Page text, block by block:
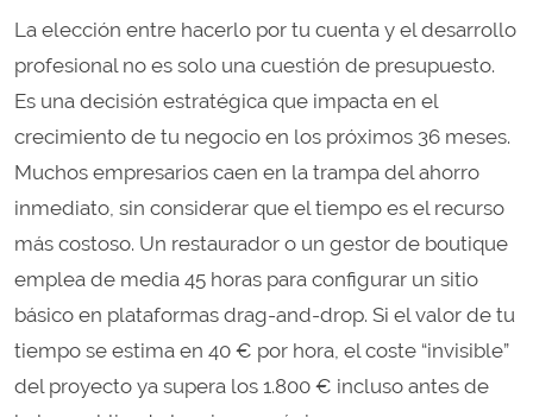
La elección entre hacerlo por tu cuenta y el desarrollo
profesional no es solo una cuestión de presupuesto.
Es una decisión estratégica que impacta en el
crecimiento de tu negocio en los próximos 36 meses.
Muchos empresarios caen en la trampa del ahorro
inmediato, sin considerar que el tiempo es el recurso
más costoso. Un restaurador o un gestor de boutique
emplea de media 45 horas para configurar un sitio
básico en plataformas drag-and-drop. Si el valor de tu
tiempo se estima en 40 € por hora, el coste “invisible”
del proyecto ya supera los 1.800 € incluso antes de